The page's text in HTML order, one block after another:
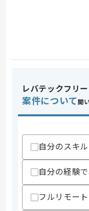
スキル
レバテックフリ
案件について 聞
自分のスキ
自分の経験
フルリモー